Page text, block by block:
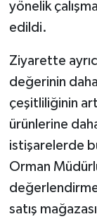
yönelik
edildi.
Ziyarette
değerinin
çeşitliliğinin
ürünlerine
istişarelerde
Orman
satış